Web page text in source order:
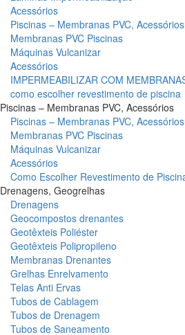
Acessórios
Piscinas – Membranas PVC, Acessórios
Membranas PVC Piscinas
Máquinas Vulcanizar
Acessórios
IMPERMEABILIZAR COM
como escolher revestimento de piscina
Piscinas – Membranas PVC, Acessórios
Piscinas – Membranas PVC, Acessórios
Membranas PVC Piscinas
Máquinas Vulcanizar
Acessórios
Como Escolher Revestimento de
Drenagens, Geogrelhas
Drenagens
Geocompostos drenantes
Geotêxteis Poliéster
Geotêxteis Polipropileno
Membranas Drenantes
Grelhas Enrelvamento
Telas Anti Ervas
Tubos de Cablagem
Tubos de Drenagem
Tubos de Saneamento